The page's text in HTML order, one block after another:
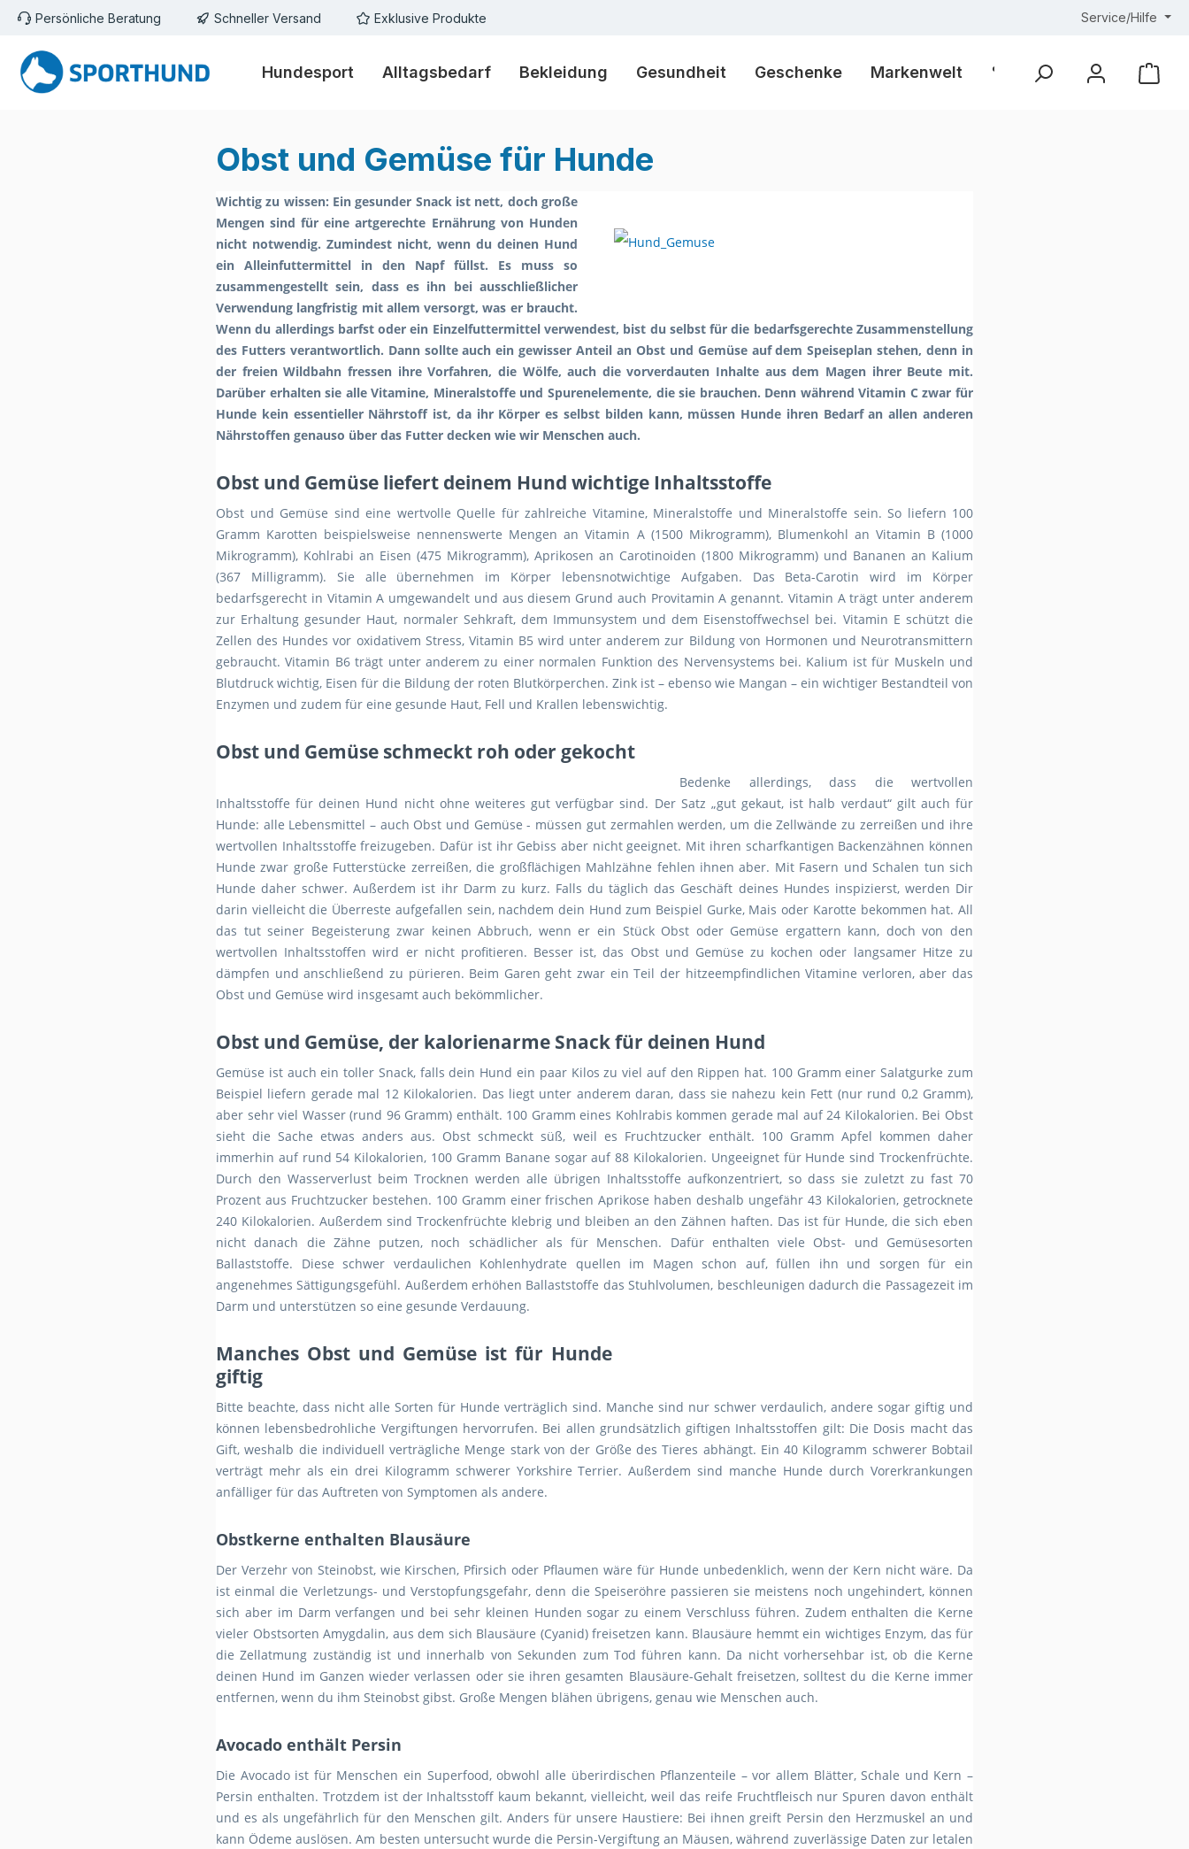
Hauptinhalt springen
Zur Suche springen
Zur Hauptnavigation springen
Persönliche Beratung Schneller Versand Exklusive Produkte Service/Hilfe
Hundesport Alltagsbedarf Bekleidung Gesundheit Geschenke Markenwelt % Outlet %
Obst und Gemüse für Hunde
Wichtig zu wissen: Ein gesunder Snack ist nett, doch große
Mengen sind für eine artgerechte Ernährung von Hunden
nicht notwendig. Zumindest nicht, wenn du deinen Hund
ein Alleinfuttermittel in den Napf füllst. Es muss so
zusammengestellt sein, dass es ihn bei ausschließlicher
Verwendung langfristig mit allem versorgt, was er braucht.
Wenn du allerdings barfst oder ein Einzelfuttermittel verwendest, bist du selbst für die bedarfsgerechte Zusammenstellung
des Futters verantwortlich. Dann sollte auch ein gewisser Anteil an Obst und Gemüse auf dem Speiseplan stehen, denn in
der freien Wildbahn fressen ihre Vorfahren, die Wölfe, auch die vorverdauten Inhalte aus dem Magen ihrer Beute mit.
Darüber erhalten sie alle Vitamine, Mineralstoffe und Spurenelemente, die sie brauchen. Denn während Vitamin C zwar für
Hunde kein essentieller Nährstoff ist, da ihr Körper es selbst bilden kann, müssen Hunde ihren Bedarf an allen anderen
Nährstoffen genauso über das Futter decken wie wir Menschen auch.
Obst und Gemüse liefert deinem Hund wichtige Inhaltsstoffe
Obst und Gemüse sind eine wertvolle Quelle für zahlreiche Vitamine, Mineralstoffe und Mineralstoffe sein. So liefern 100
Gramm Karotten beispielsweise nennenswerte Mengen an Vitamin A (1500 Mikrogramm), Blumenkohl an Vitamin B (1000
Mikrogramm), Kohlrabi an Eisen (475 Mikrogramm), Aprikosen an Carotinoiden (1800 Mikrogramm) und Bananen an Kalium
(367 Milligramm). Sie alle übernehmen im Körper lebensnotwichtige Aufgaben. Das Beta-Carotin wird im Körper
bedarfsgerecht in Vitamin A umgewandelt und aus diesem Grund auch Provitamin A genannt. Vitamin A trägt unter anderem
zur Erhaltung gesunder Haut, normaler Sehkraft, dem Immunsystem und dem Eisenstoffwechsel bei. Vitamin E schützt die
Zellen des Hundes vor oxidativem Stress, Vitamin B5 wird unter anderem zur Bildung von Hormonen und Neurotransmittern
gebraucht. Vitamin B6 trägt unter anderem zu einer normalen Funktion des Nervensystems bei. Kalium ist für Muskeln und
Blutdruck wichtig, Eisen für die Bildung der roten Blutkörperchen. Zink ist – ebenso wie Mangan – ein wichtiger Bestandteil von
Enzymen und zudem für eine gesunde Haut, Fell und Krallen lebenswichtig.
Obst und Gemüse schmeckt roh oder gekocht
Bedenke allerdings, dass die wertvollen
Inhaltsstoffe für deinen Hund nicht ohne weiteres gut verfügbar sind. Der Satz „gut gekaut, ist halb verdaut“ gilt auch für
Hunde: alle Lebensmittel – auch Obst und Gemüse - müssen gut zermahlen werden, um die Zellwände zu zerreißen und ihre
wertvollen Inhaltsstoffe freizugeben. Dafür ist ihr Gebiss aber nicht geeignet. Mit ihren scharfkantigen Backenzähnen können
Hunde zwar große Futterstücke zerreißen, die großflächigen Mahlzähne fehlen ihnen aber. Mit Fasern und Schalen tun sich
Hunde daher schwer. Außerdem ist ihr Darm zu kurz. Falls du täglich das Geschäft deines Hundes inspizierst, werden Dir
darin vielleicht die Überreste aufgefallen sein, nachdem dein Hund zum Beispiel Gurke, Mais oder Karotte bekommen hat. All
das tut seiner Begeisterung zwar keinen Abbruch, wenn er ein Stück Obst oder Gemüse ergattern kann, doch von den
wertvollen Inhaltsstoffen wird er nicht profitieren. Besser ist, das Obst und Gemüse zu kochen oder langsamer Hitze zu
dämpfen und anschließend zu pürieren. Beim Garen geht zwar ein Teil der hitzeempfindlichen Vitamine verloren, aber das
Obst und Gemüse wird insgesamt auch bekömmlicher.
Obst und Gemüse, der kalorienarme Snack für deinen Hund
Gemüse ist auch ein toller Snack, falls dein Hund ein paar Kilos zu viel auf den Rippen hat. 100 Gramm einer Salatgurke zum
Beispiel liefern gerade mal 12 Kilokalorien. Das liegt unter anderem daran, dass sie nahezu kein Fett (nur rund 0,2 Gramm),
aber sehr viel Wasser (rund 96 Gramm) enthält. 100 Gramm eines Kohlrabis kommen gerade mal auf 24 Kilokalorien. Bei Obst
sieht die Sache etwas anders aus. Obst schmeckt süß, weil es Fruchtzucker enthält. 100 Gramm Apfel kommen daher
immerhin auf rund 54 Kilokalorien, 100 Gramm Banane sogar auf 88 Kilokalorien. Ungeeignet für Hunde sind Trockenfrüchte.
Durch den Wasserverlust beim Trocknen werden alle übrigen Inhaltsstoffe aufkonzentriert, so dass sie zuletzt zu fast 70
Prozent aus Fruchtzucker bestehen. 100 Gramm einer frischen Aprikose haben deshalb ungefähr 43 Kilokalorien, getrocknete
240 Kilokalorien. Außerdem sind Trockenfrüchte klebrig und bleiben an den Zähnen haften. Das ist für Hunde, die sich eben
nicht danach die Zähne putzen, noch schädlicher als für Menschen. Dafür enthalten viele Obst- und Gemüsesorten
Ballaststoffe. Diese schwer verdaulichen Kohlenhydrate quellen im Magen schon auf, füllen ihn und sorgen für ein
angenehmes Sättigungsgefühl. Außerdem erhöhen Ballaststoffe das Stuhlvolumen, beschleunigen dadurch die Passagezeit im
Darm und unterstützen so eine gesunde Verdauung.
Manches Obst und Gemüse ist für Hunde
giftig
Bitte beachte, dass nicht alle Sorten für Hunde verträglich sind. Manche sind nur schwer verdaulich, andere sogar giftig und
können lebensbedrohliche Vergiftungen hervorrufen. Bei allen grundsätzlich giftigen Inhaltsstoffen gilt: Die Dosis macht das
Gift, weshalb die individuell verträgliche Menge stark von der Größe des Tieres abhängt. Ein 40 Kilogramm schwerer Bobtail
verträgt mehr als ein drei Kilogramm schwerer Yorkshire Terrier. Außerdem sind manche Hunde durch Vorerkrankungen
anfälliger für das Auftreten von Symptomen als andere.
Obstkerne enthalten Blausäure
Der Verzehr von Steinobst, wie Kirschen, Pfirsich oder Pflaumen wäre für Hunde unbedenklich, wenn der Kern nicht wäre. Da
ist einmal die Verletzungs- und Verstopfungsgefahr, denn die Speiseröhre passieren sie meistens noch ungehindert, können
sich aber im Darm verfangen und bei sehr kleinen Hunden sogar zu einem Verschluss führen. Zudem enthalten die Kerne
vieler Obstsorten Amygdalin, aus dem sich Blausäure (Cyanid) freisetzen kann. Blausäure hemmt ein wichtiges Enzym, das für
die Zellatmung zuständig ist und innerhalb von Sekunden zum Tod führen kann. Da nicht vorhersehbar ist, ob die Kerne
deinen Hund im Ganzen wieder verlassen oder sie ihren gesamten Blausäure-Gehalt freisetzen, solltest du die Kerne immer
entfernen, wenn du ihm Steinobst gibst. Große Mengen blähen übrigens, genau wie Menschen auch.
Avocado enthält Persin
Die Avocado ist für Menschen ein Superfood, obwohl alle überirdischen Pflanzenteile – vor allem Blätter, Schale und Kern –
Persin enthalten. Trotzdem ist der Inhaltsstoff kaum bekannt, vielleicht, weil das reife Fruchtfleisch nur Spuren davon enthält
und es als ungefährlich für den Menschen gilt. Anders für unsere Haustiere: Bei ihnen greift Persin den Herzmuskel an und
kann Ödeme auslösen. Am besten untersucht wurde die Persin-Vergiftung an Mäusen, während zuverlässige Daten zur letalen